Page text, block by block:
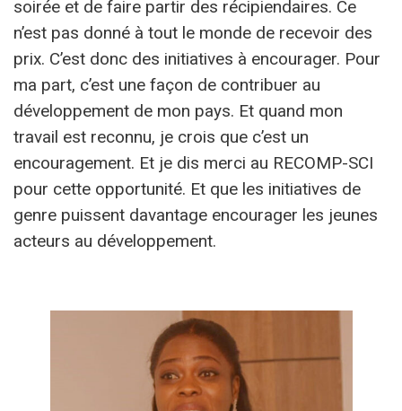
soirée et de faire partir des récipiendaires. Ce
n’est pas donné à tout le monde de recevoir des
prix. C’est donc des initiatives à encourager. Pour
ma part, c’est une façon de contribuer au
développement de mon pays. Et quand mon
travail est reconnu, je crois que c’est un
encouragement. Et je dis merci au RECOMP-SCI
pour cette opportunité. Et que les initiatives de
genre puissent davantage encourager les jeunes
acteurs au développement.